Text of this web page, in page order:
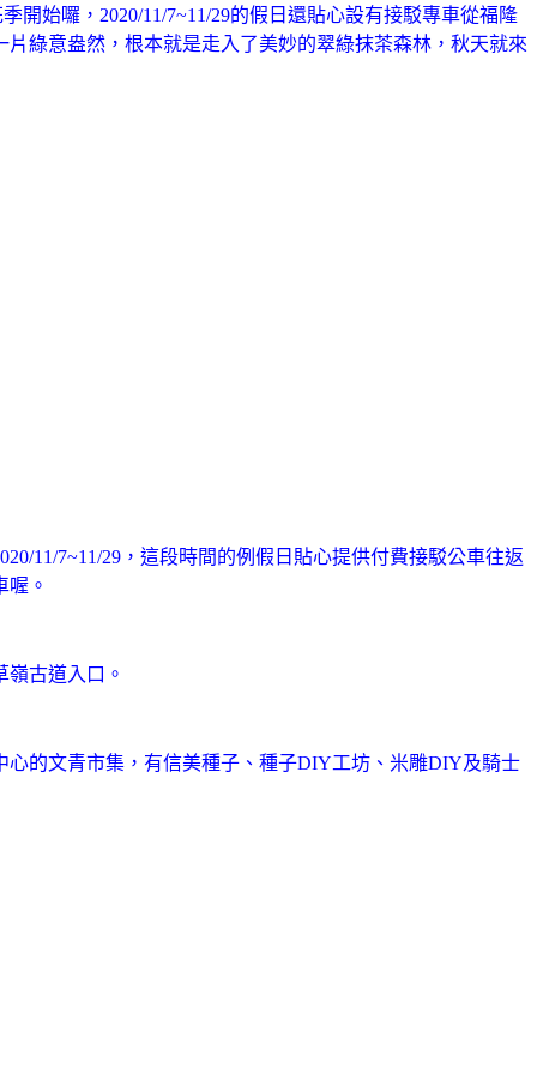
開始囉，2020/11/7~11/29的假日還貼心設有接駁專車從福隆
綠意盎然，根本就是走入了美妙的翠綠抹茶森林，秋天就來
11/7~11/29，這段時間的例假日貼心提供付費接駁公車往返
。
古道入口。
心的文青市集，有信美種子、種子DIY工坊、米雕DIY及騎士